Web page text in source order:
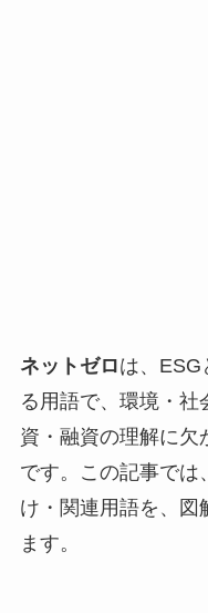
ネットゼロは、ESG
る用語で、環境・社
資・融資の理解に欠
です。この記事では
け・関連用語を、図
ます。